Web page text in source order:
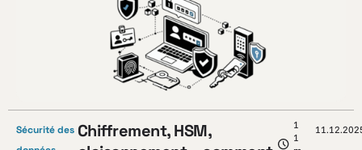
Sécurité des Chiffrement, HSM,
1
1